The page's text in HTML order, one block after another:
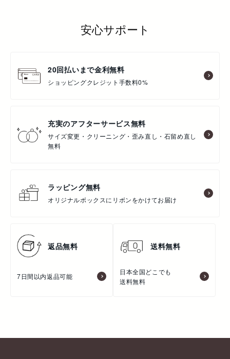
安心サポート
20回払いまで金利無料
ショッピングクレジット手数料0%
充実のアフターサービス無料
サイズ変更・クリーニング・歪み直し・石留め直し
無料
ラッピング無料
オリジナルボックスにリボンをかけてお届け
返品無料
7日間以内返品可能
送料無料
日本全国どこでも
送料無料